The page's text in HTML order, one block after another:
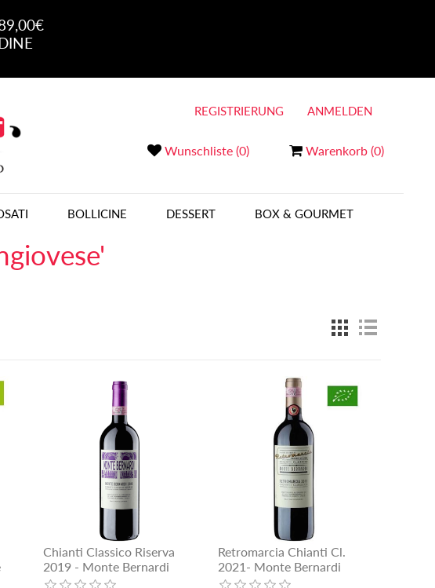
Wunschliste (0) Warenkorb (0)
REGISTRIERUNG ANMELDEN
BOLLICINE DESSERT BOX & GOURMET
Chianti Classico Riserva
2019 - Monte Bernardi
Retromarcia Chianti Cl.
2021- Monte Bernardi